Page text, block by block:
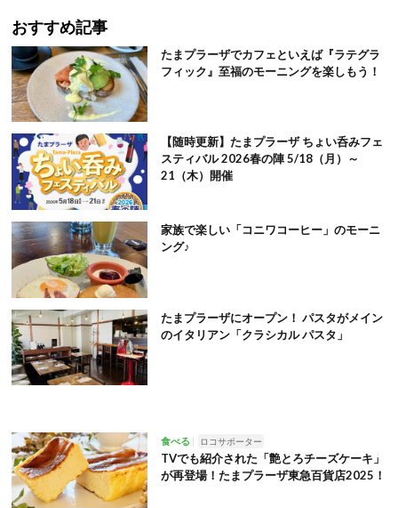
おすすめ記事
たまプラーザでカフェといえば『ラテグラ
フィック』至福のモーニングを楽しもう！
【随時更新】たまプラーザ ちょい呑みフェ
スティバル 2026春の陣 5/18（月）～
21（木）開催
家族で楽しい「コニワコーヒー」のモーニ
ング♪
たまプラーザにオープン！ パスタがメイン
のイタリアン「クラシカル パスタ」
食べる ロコサポーター
TVでも紹介された「艶とろチーズケーキ」
が再登場！たまプラーザ東急百貨店2025！